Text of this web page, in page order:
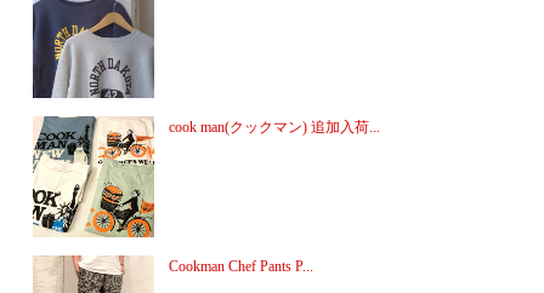
cook man(クックマン) 追加入荷...
Cookman Chef Pants P...